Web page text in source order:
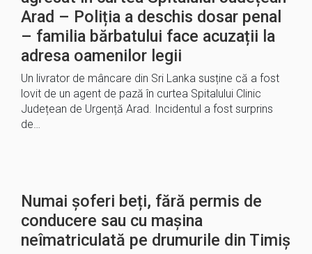
Arad – Poliția a deschis dosar penal
– familia bărbatului face acuzații la
adresa oamenilor legii
Un livrator de mâncare din Sri Lanka susține că a fost
lovit de un agent de pază în curtea Spitalului Clinic
Județean de Urgență Arad. Incidentul a fost surprins
de…
Numai șoferi beți, fără permis de
conducere sau cu mașina
neîmatriculată pe drumurile din Timiș